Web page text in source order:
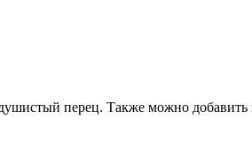
перец. Также можно